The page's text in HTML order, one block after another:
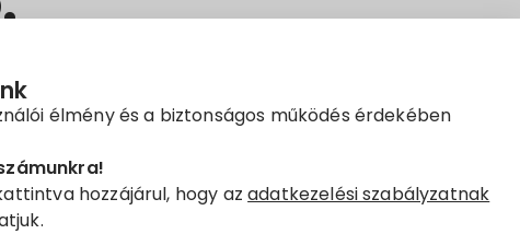
élmény és a biztonságos működés érdekében
hozzájárul, hogy azadatkezelési szabályzatnak
ellátása céljából földkábel kerül kiépítésre.